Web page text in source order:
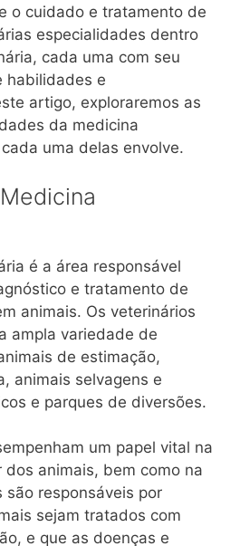
o cuidado e tratamento de
especialidades dentro
cada uma com seu
habilidades e
artigo, exploraremos as
da medicina
uma delas envolve.
é a área responsável
e tratamento de
animais. Os veterinários
ampla variedade de
de estimação,
animais selvagens e
e parques de diversões.
um papel vital na
animais, bem como na
são responsáveis por
sejam tratados com
e que as doenças e